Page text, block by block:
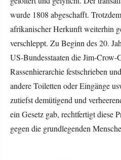
wurde 1808 abgeschafft.
afrikanischer Herkunft weiterhin
verschleppt. Zu Beginn des 20.
US-Bundesstaaten die Jim-Crow-
Rassenhierarchie festschrieben
andere Toiletten oder Eingänge
zutiefst demütigend und
ein Gesetz gab, rechtfertigt diese
gegen die grundlegenden